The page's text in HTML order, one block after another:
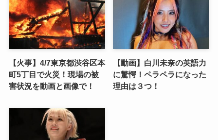
【火事】4/7東京都渋谷区本
町5丁目で火災！現場の被
害状況を動画と画像で！
【動画】白川未奈の英語力
に驚愕！ペラペラになった
理由は３つ！